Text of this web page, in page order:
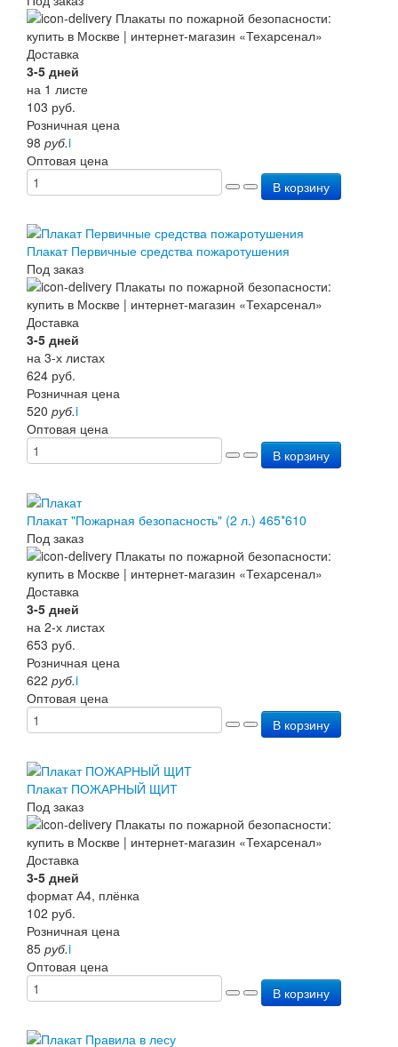
Доставка
3-5 дней
на 1 листе
103 руб.
Розничная цена
98 руб.i
Оптовая цена
В корзину
Плакат Первичные средства пожаротушения
Под заказ
Доставка
3-5 дней
на 3-х листах
624 руб.
Розничная цена
520 руб.i
Оптовая цена
В корзину
Плакат "Пожарная безопасность" (2 л.) 465*610
Под заказ
Доставка
3-5 дней
на 2-х листах
653 руб.
Розничная цена
622 руб.i
Оптовая цена
В корзину
Плакат ПОЖАРНЫЙ ЩИТ
Под заказ
Доставка
3-5 дней
формат А4, плёнка
102 руб.
Розничная цена
85 руб.i
Оптовая цена
В корзину